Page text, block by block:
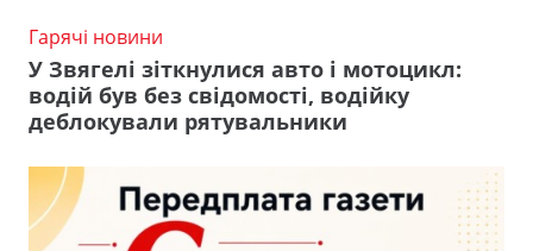
Гарячі новини
У Звягелі зіткнулися авто і мотоцикл:
водій був без свідомості, водійку
деблокували рятувальники